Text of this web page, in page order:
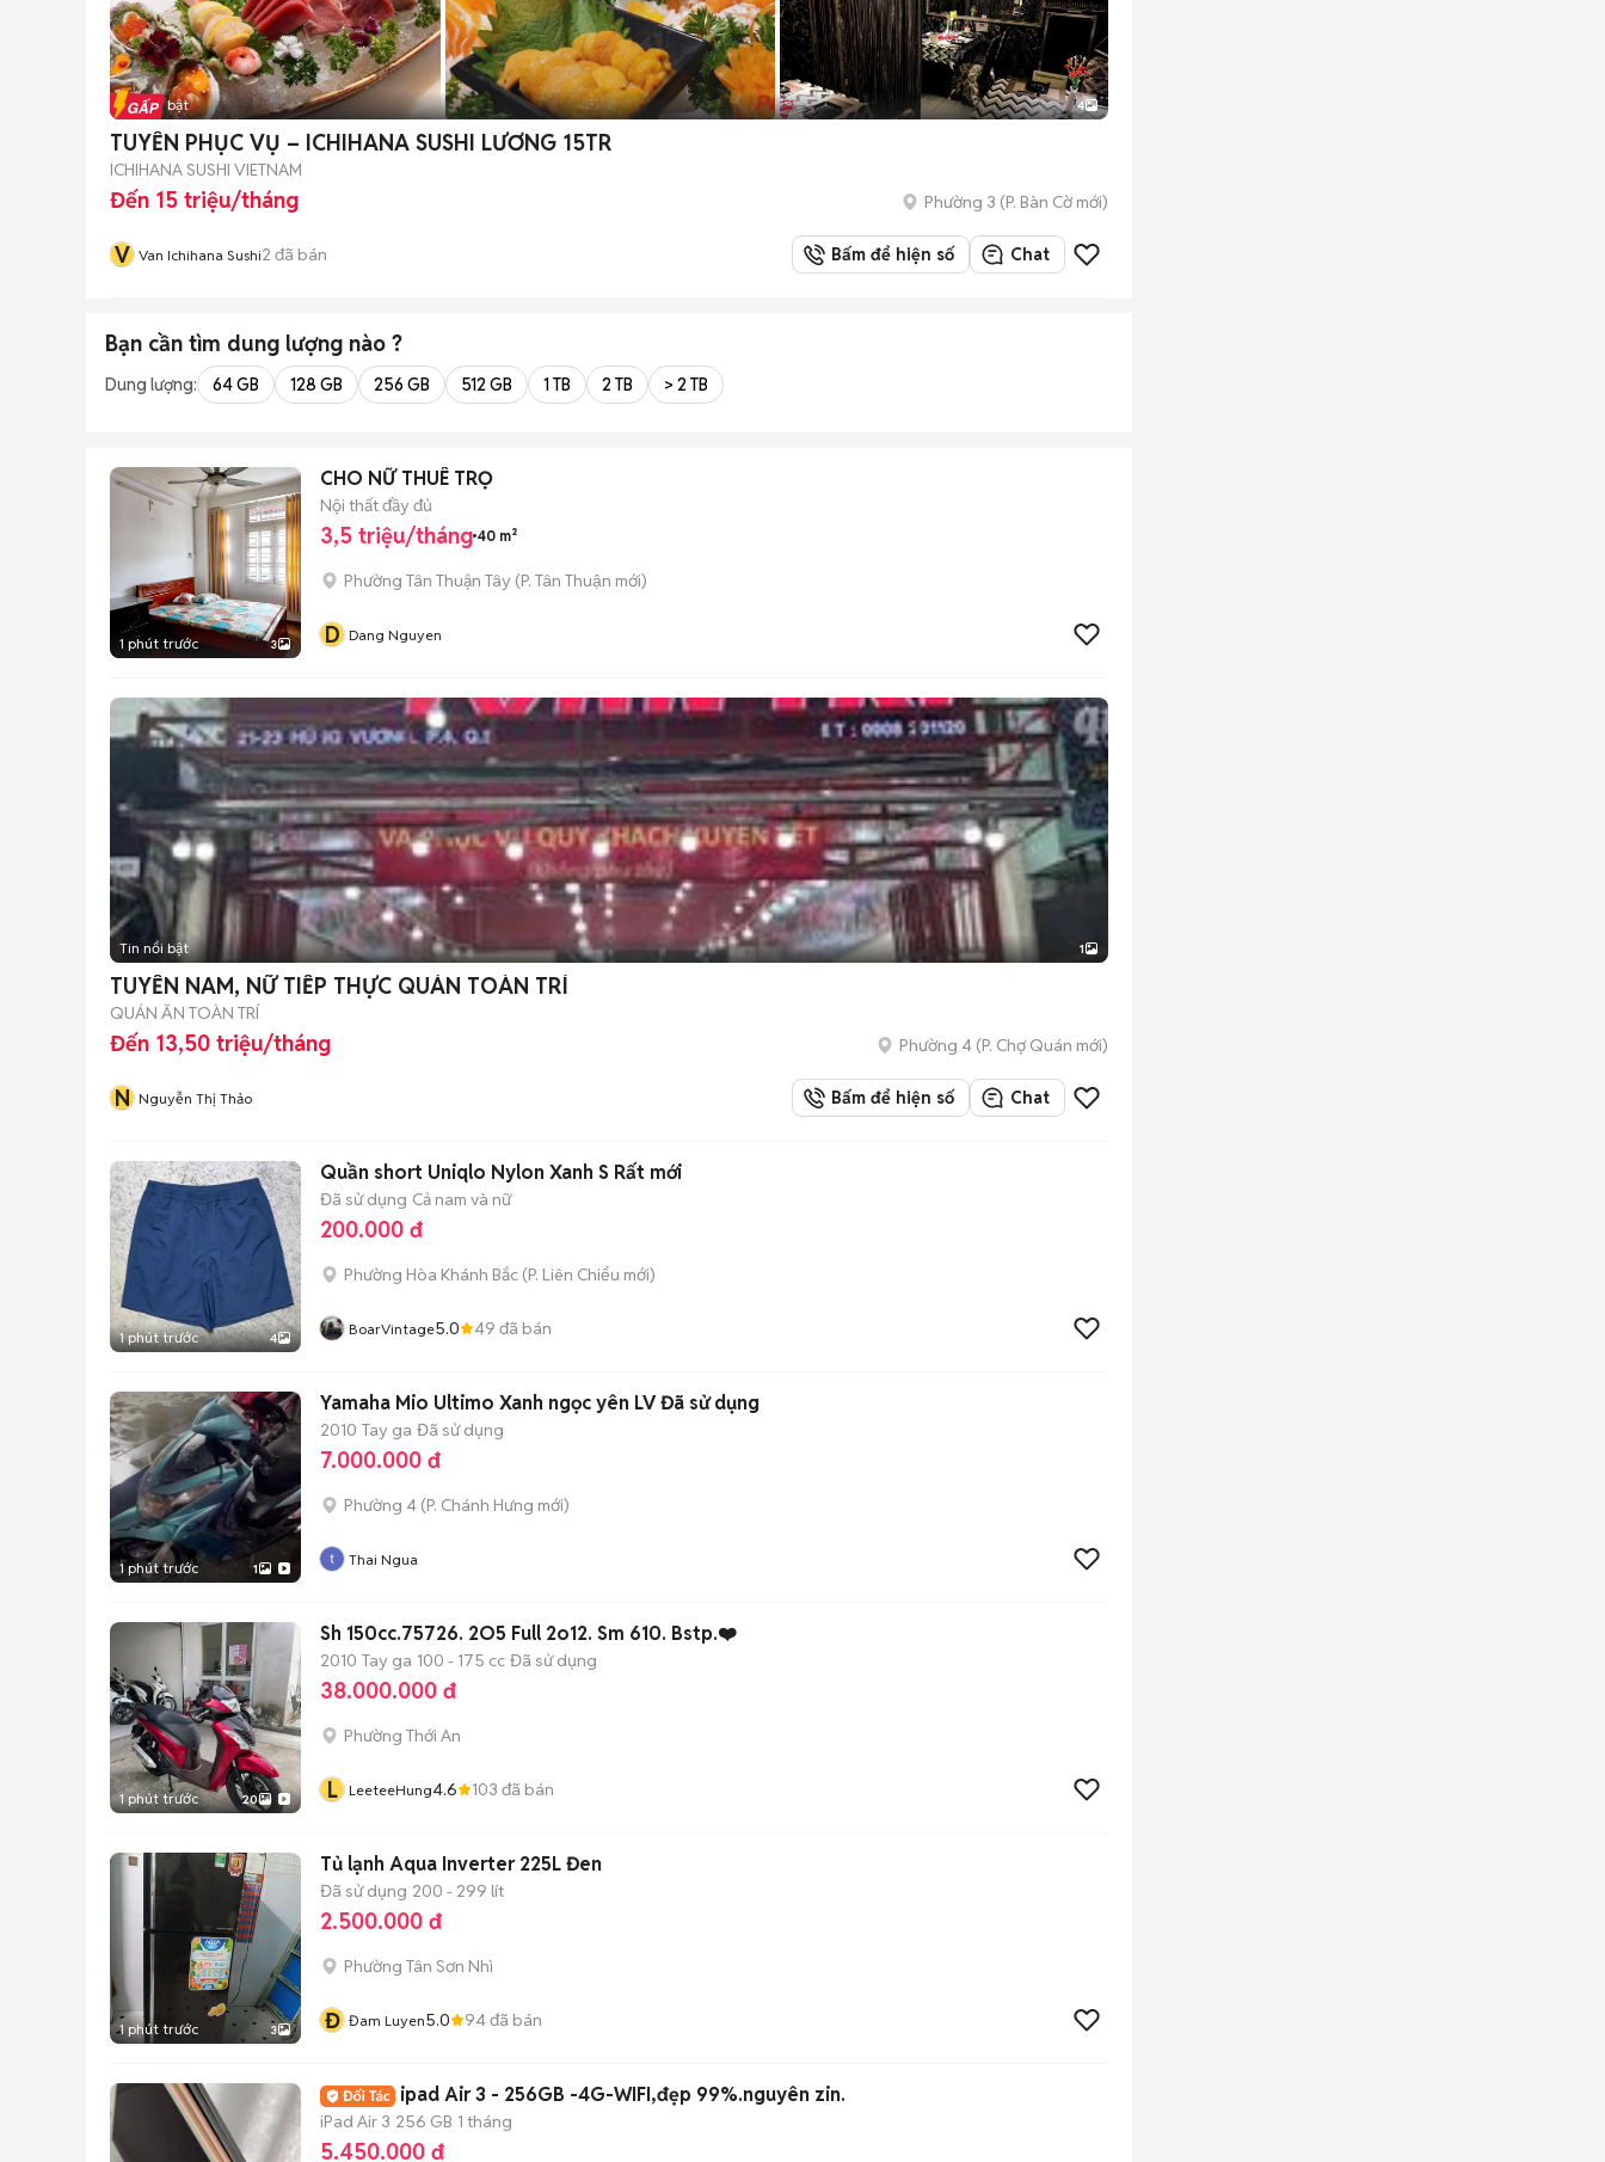
Tin nổi bật 4
TUYỂN PHỤC VỤ – ICHIHANA SUSHI LƯƠNG 15TR
ICHIHANA SUSHI VIETNAM
Đến 15 triệu/tháng Phường 3 (P. Bàn Cờmới)
V Van Ichihana Sushi2 đã bán Bấm để hiện số Chat
Bạn cần tìm dung lượng nào ?
Dung lượng: 64 GB 128 GB 256 GB 512 GB 1 TB 2 TB > 2 TB
1 phút trước 3
CHO NỮ THUÊ TRỌ
Nội thất đầy đủ
3,5 triệu/tháng 40 m²
Phường Tân Thuận Tây (P. Tân Thuận mới)
D Dang Nguyen
Tin nổi bật 1
TUYỂN NAM, NỮ TIẾP THỰC QUÁN TOÀN TRÍ
QUÁN ĂN TOÀN TRÍ
Đến 13,50 triệu/tháng Phường 4 (P. Chợ Quán mới)
N Nguyễn Thị Thảo Bấm để hiện số Chat
1 phút trước 4
Quần short Uniqlo Nylon Xanh S Rất mới
Đã sử dụng Cả nam và nữ
200.000 đ
Phường Hòa Khánh Bắc (P. Liên Chiểu mới)
BoarVintage5.0 49 đã bán
1 phút trước 1
Yamaha Mio Ultimo Xanh ngọc yên LV Đã sử dụng
2010 Tay ga Đã sử dụng
7.000.000 đ
Phường 4 (P. Chánh Hưng mới)
Thai Ngua
1 phút trước 20
Sh 150cc.75726. 2O5 Full 2o12. Sm 610. Bstp.❤️
2010 Tay ga 100 - 175 cc Đã sử dụng
38.000.000 đ
Phường Thới An
L LeeteeHung4.6 103 đã bán
1 phút trước 3
Tủ lạnh Aqua Inverter 225L Đen
Đã sử dụng 200 - 299 lít
2.500.000 đ
Phường Tân Sơn Nhì
Đ Đam Luyen5.0 94đã bán
ipad Air 3 - 256GB -4G-WIFI,đẹp 99%.nguyên zin.
iPad Air 3 256 GB 1 tháng
5.450.000 đ